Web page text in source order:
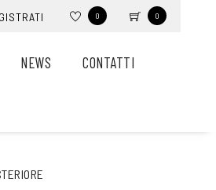
0 0
NEWS CONTATTI